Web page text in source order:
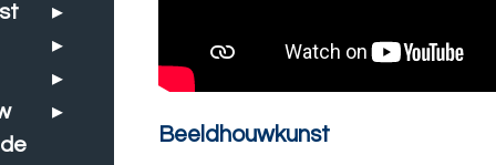
Beeldhouwkunst